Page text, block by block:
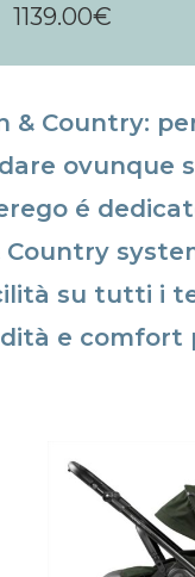
1139.00€
& Country:
ovunque
é
Country
su tutti i
e comfort